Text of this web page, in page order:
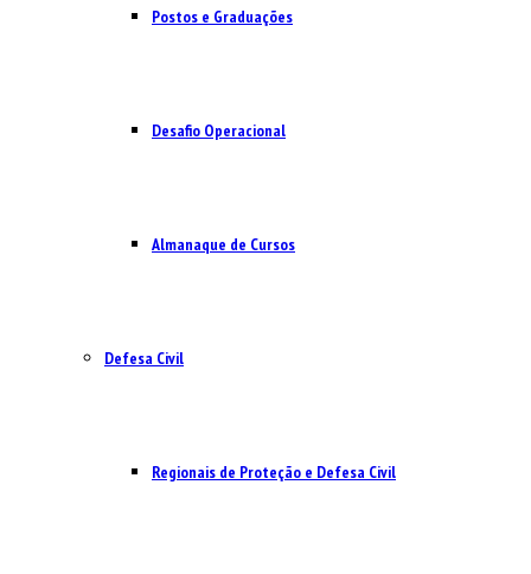
Postos e Graduações
Desafio Operacional
Almanaque de Cursos
Defesa Civil
Regionais de Proteção e Defesa Civil